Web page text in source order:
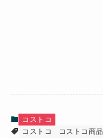
コストコ
コストコ
コストコ商品